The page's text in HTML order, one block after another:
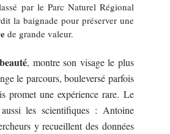
par le Parc Naturel Régional
la baignade pour préserver une
de grande valeur.
, montre son visage le plus
le parcours, bouleversé parfois
promet une expérience rare. Le
les scientifiques : Antoine
y recueillent des données